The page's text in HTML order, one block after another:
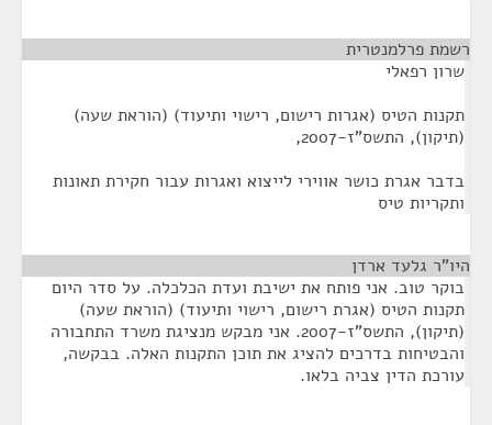
רשמת פרלמנטרית
שרון רפאלי
תקנות הטיס (אגרות רישום, רישוי ותיעוד) (הוראת שעה)
(תיקון), התשס"ז-2007,
בדבר אגרת כושר אווירי לייצוא ואגרות עבור חקירת תאונות
ותקריות טיס
היו"ר גלעד ארדן
בוקר טוב. אני פותח את ישיבת ועדת הכלכלה. על סדר היום
תקנות הטיס (אגרת רישום, רישוי ותיעוד) (הוראת שעה)
(תיקון), התשס"ז-2007. אני מבקש מנציגת משרד התחבורה
והבטיחות בדרכים להציג את תוכן התקנות האלה. בבקשה,
עורכת הדין צביה בלאו.